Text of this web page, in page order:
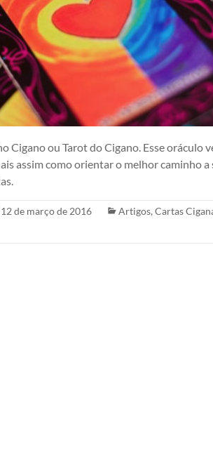
Cigano ou Tarot do Cigano. Esse oráculo
assim como orientar o melhor caminho
12 de março de 2016 Artigos, Cartas